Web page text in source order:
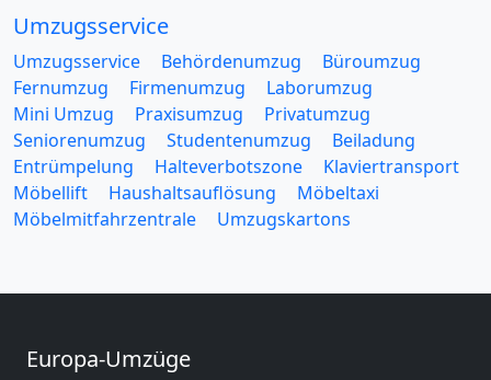
Umzugsservice
Umzugsservice Behördenumzug
Büroumzug
Fernumzug
Firmenumzug
Laborumzug
Mini Umzug
Praxisumzug
Privatumzug
Seniorenumzug
Studentenumzug
Beiladung
Entrümpelung
Halteverbotszone
Klaviertransport
Möbellift
Haushaltsauflösung
Möbeltaxi
Möbelmitfahrzentrale
Umzugskartons
Europa-Umzüge